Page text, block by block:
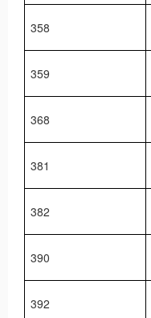
358
359
368
381
382
390
392